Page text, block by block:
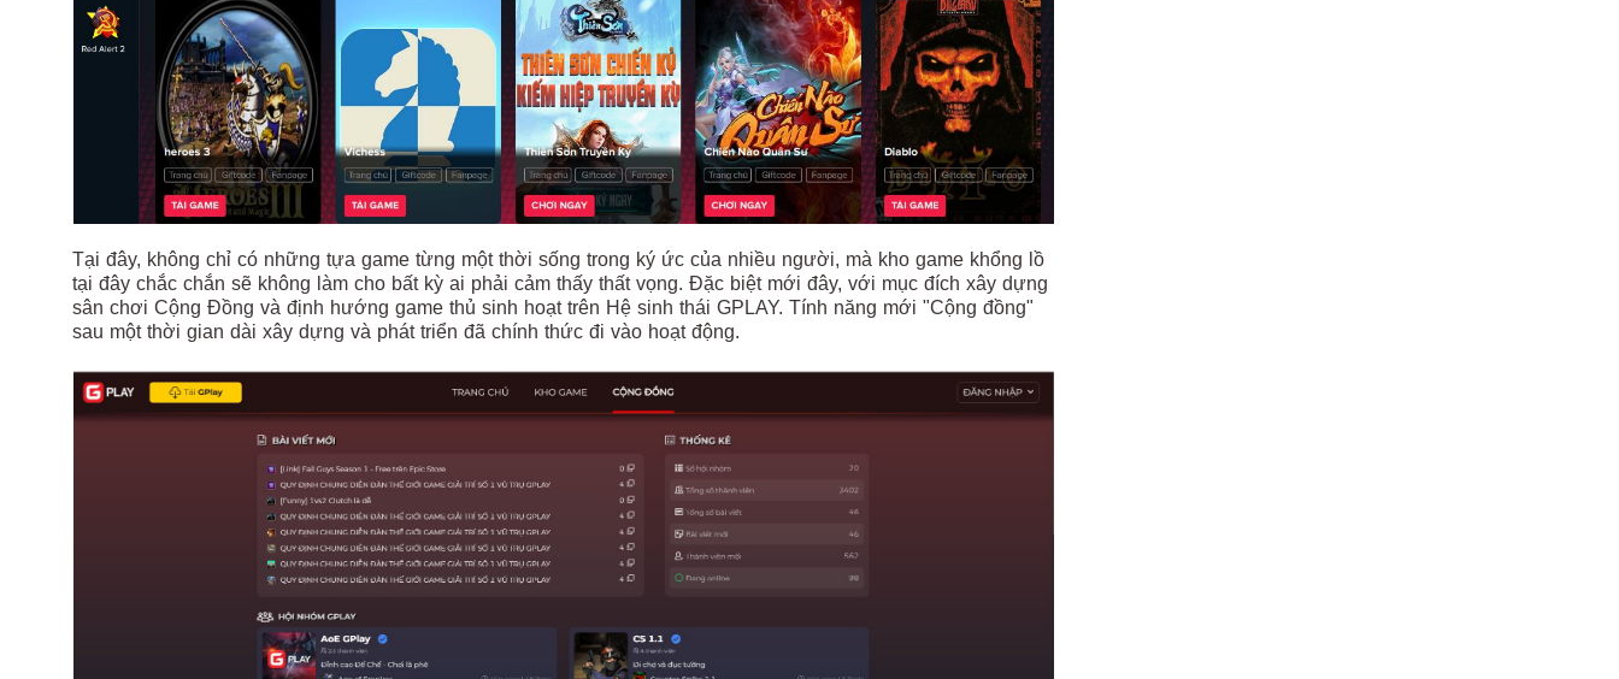
Tại đây, không chỉ có những tựa game từng một thời sống trong ký ức của nhiều người, mà kho game khổng lồ
tại đây chắc chắn sẽ không làm cho bất kỳ ai phải cảm thấy thất vọng. Đặc biệt mới đây, với mục đích xây dựng
sân chơi Cộng Đồng và định hướng game thủ sinh hoạt trên Hệ sinh thái GPLAY. Tính năng mới "Cộng đồng"
sau một thời gian dài xây dựng và phát triển đã chính thức đi vào hoạt động.